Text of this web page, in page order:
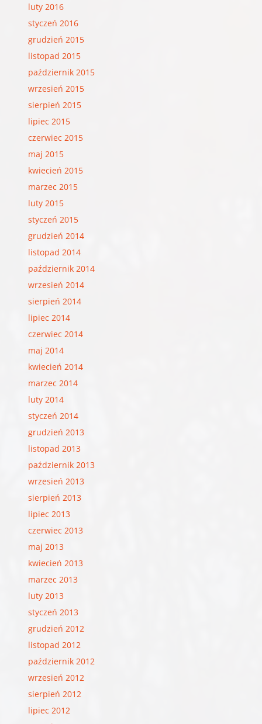
luty 2016
styczeń 2016
grudzień 2015
listopad 2015
październik 2015
wrzesień 2015
sierpień 2015
lipiec 2015
czerwiec 2015
maj 2015
kwiecień 2015
marzec 2015
luty 2015
styczeń 2015
grudzień 2014
listopad 2014
październik 2014
wrzesień 2014
sierpień 2014
lipiec 2014
czerwiec 2014
maj 2014
kwiecień 2014
marzec 2014
luty 2014
styczeń 2014
grudzień 2013
listopad 2013
październik 2013
wrzesień 2013
sierpień 2013
lipiec 2013
czerwiec 2013
maj 2013
kwiecień 2013
marzec 2013
luty 2013
styczeń 2013
grudzień 2012
listopad 2012
październik 2012
wrzesień 2012
sierpień 2012
lipiec 2012